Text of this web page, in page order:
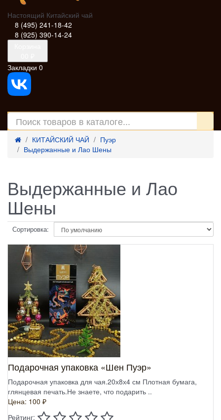
Настоящий Китайский чай
8 (495) 241-18-42
8 (925) 390-14-24
Закладки 0
КИТАЙСКИЙ ЧАЙ
Пуэр
Выдержанные и Лао Шены
Выдержанные и Лао
Шены
Сортировка:
Подарочная упаковка «Шен Пуэр»
Подарочная упаковка для чая.20х8х4 см Плотная бумага,
глянцевая печать.Не знаете, что подарить ..
Цена: 100 ₽
Рейтинг: